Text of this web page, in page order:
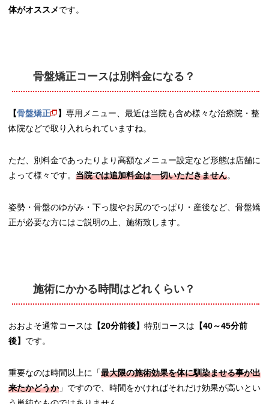
体がオススメです。
骨盤矯正コースは別料金になる？
【骨盤矯正 】 専用メニュー、最近は当院も含め様々な治療院・整
体院などで取り入れられていますね。
ただ、別料金であったりより高額なメニュー設定など形態は店舗に
よって様々です。 当院では追加料金は一切いただきません。
姿勢・骨盤のゆがみ・下っ腹やお尻のでっぱり・産後など、骨盤矯
正が必要な方にはご説明の上、施術致します。
施術にかかる時間はどれくらい？
おおよそ通常コースは 【20分前後】 特別コースは 【40～45分前
後】 です。
重要なのは時間以上に「最大限の施術効果を体に馴染ませる事が出
来たかどうか」ですので、時間をかければそれだけ効果が高いとい